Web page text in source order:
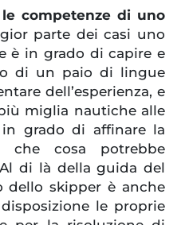
competenze di uno
parte dei casi uno
è in grado di capire e
di un paio di lingue
dell’esperienza, e
miglia nautiche alle
grado di affinare la
che cosa potrebbe
di là della guida del
dello skipper è anche
le proprie